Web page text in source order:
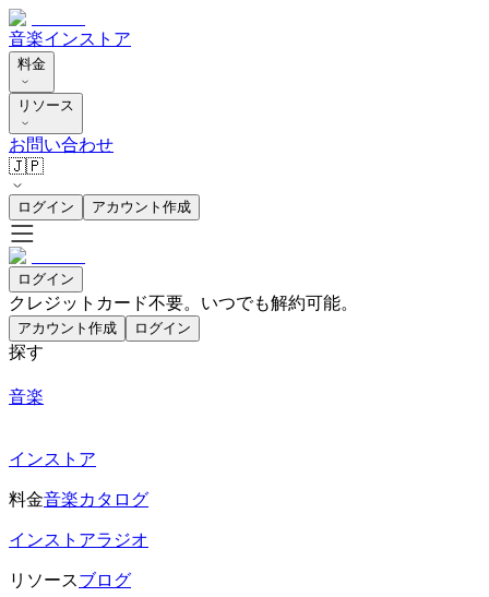
音楽インストア
料金
リソース
お問い合わせ
🇯🇵
ログイン アカウント作成
ログイン
クレジットカード不要。いつでも解約可能。
アカウント作成 ログイン
探す
音楽
インストア
料金音楽カタログ
インストアラジオ
リソースブログ